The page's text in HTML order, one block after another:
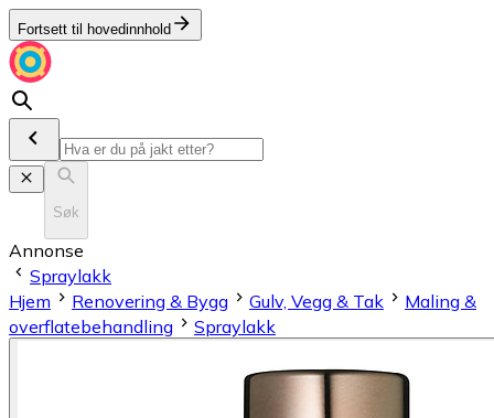
Fortsett til hovedinnhold
Søk
Annonse
Spraylakk
Hjem
Renovering & Bygg Gulv, Vegg & Tak
Maling &
overflatebehandling
Spraylakk